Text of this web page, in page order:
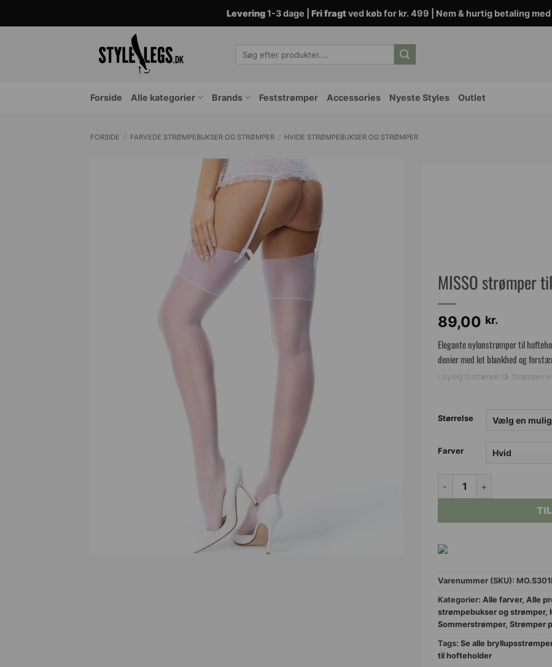
Levering1-3 dage | Fri fragtved køb for kr. 499 | Nem & hurtig betaling med
efter:
Forside Alle kategorier Brands Feststrømper Accessories Nyeste Styles Outlet
FORSIDE / FARVEDE STRØMPEBUKSER OG STRØMPER / HVIDE STRØMPEBUKSER OG STRØMPER
MISSO strømper
89,00 kr.
Elegante nylonstrømper til
denier med let blankhed og
Usynlig forstærket tå.
Størrelse
Farver
MISSO strømper til
Varenummer (SKU):
Kategorier: Alle farver, Alle
strømpebukser og strømper,
Sommerstrømper, Strømper
Tags: Se alle bryllupsstrømper
til hofteholder